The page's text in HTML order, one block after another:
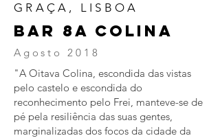
GRAÇA, LISBOA
BAR 8A COLINA
Agosto 2018
"A Oitava Colina, escondida das vistas
pelo castelo e escondida do
reconhecimento pelo Frei, manteve-se de
pé pela resiliência das suas gentes,
marginalizadas dos focos da cidade da